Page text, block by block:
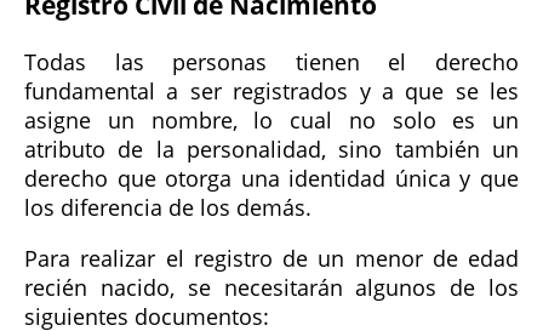
Todas las personas tienen el derecho
fundamental a ser registrados y a que se les
asigne un nombre, lo cual no solo es un
atributo de la personalidad, sino también un
derecho que otorga una identidad única y que
los diferencia de los demás.
Para realizar el registro de un menor de edad
recién nacido, se necesitarán algunos de los
siguientes documentos: